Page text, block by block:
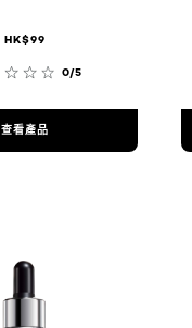
HK$99
0/5
查看產品